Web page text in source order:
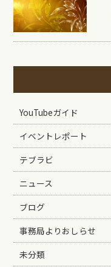
YouTubeガイド
イベントレポート
テブラビ
ニュース
ブログ
事務局よりおしらせ
未分類